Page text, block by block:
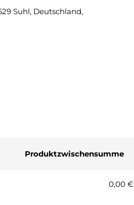
Suhl, Deutschland,
Produktzwischensumme
0,00 €